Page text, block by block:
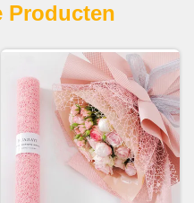
Producten